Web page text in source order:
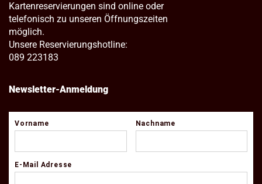
Kartenreservierungen sind online oder
telefonisch zu unseren Öffnungszeiten
möglich.
Unsere Reservierungshotline:
089 223183
Newsletter-Anmeldung